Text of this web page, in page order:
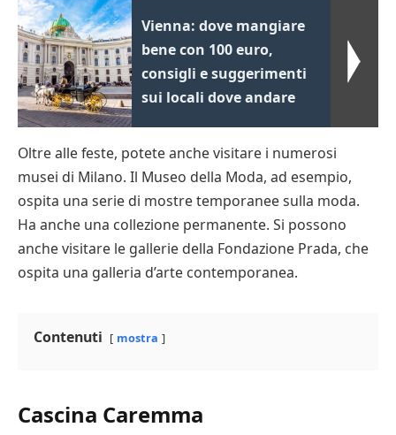
Vienna: dove mangiare
bene con 100 euro,
consigli e suggerimenti
sui locali dove andare
Oltre alle feste, potete anche visitare i numerosi
musei di Milano. Il Museo della Moda, ad esempio,
ospita una serie di mostre temporanee sulla moda.
Ha anche una collezione permanente. Si possono
anche visitare le gallerie della Fondazione Prada, che
ospita una galleria d’arte contemporanea.
Contenuti mostra
Cascina Caremma